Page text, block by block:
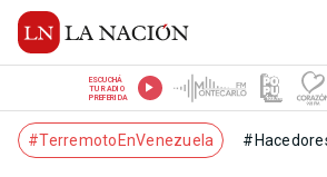
ESCUCHÁ
TU RADIO
PREFERIDA
#TerremotoEnVenezuela